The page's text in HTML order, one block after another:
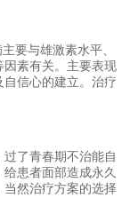
要与雄激素水平、
因素有关。主要表现
信心的建立。治疗
了青春期不治能自
患者面部造成永久
然治疗方案的选择